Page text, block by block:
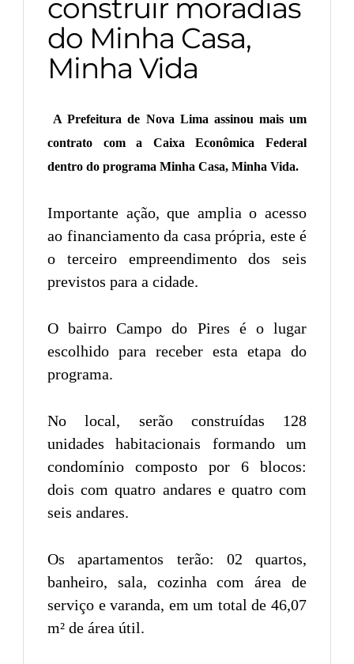
construir moradias
do Minha Casa,
Minha Vida
A Prefeitura de Nova Lima assinou mais um
contrato com a Caixa Econômica Federal
dentro do programa Minha Casa, Minha Vida.
Importante ação, que amplia o acesso
ao financiamento da casa própria, este é
o terceiro empreendimento dos seis
previstos para a cidade.
O bairro Campo do Pires é o lugar
escolhido para receber esta etapa do
programa.
No local, serão construídas 128
unidades habitacionais formando um
condomínio composto por 6 blocos:
dois com quatro andares e quatro com
seis andares.
Os apartamentos terão: 02 quartos,
banheiro, sala, cozinha com área de
serviço e varanda, em um total de 46,07
m² de área útil.